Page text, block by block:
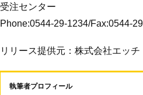
受注センター
Phone:0544-29-1234/Fax:0544-
リリース提供元：株式会社エッチ
執筆者プロフィール